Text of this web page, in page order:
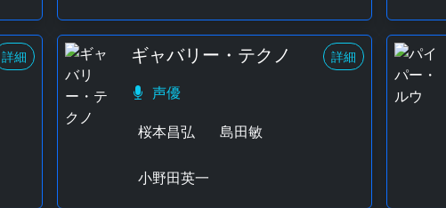
詳細 ギャバリー・テクノ 詳細
声優
桜本昌弘
島田敏
小野田英一